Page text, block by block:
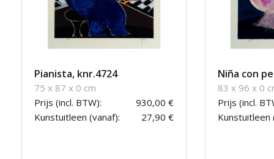
Pianista, knr.4724
75 x 87 x 0 cm
Prijs (incl. BTW):
930,00 €
Kunstuitleen (vanaf):
27,90 €
Niña con
83 x 96 x 0
Prijs (incl.
Kunstuitleen